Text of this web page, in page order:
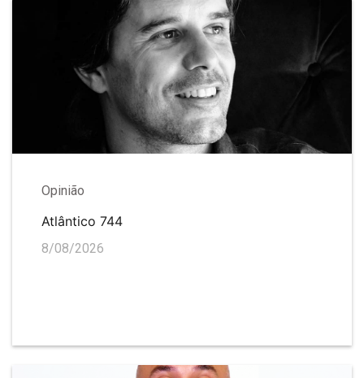
Opinião
Atlântico 744
8/08/2026